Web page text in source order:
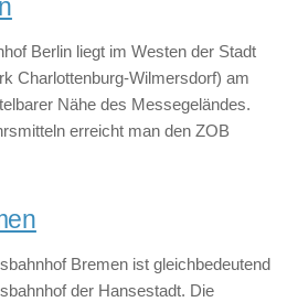
Berlin liegt im Westen der Stadt
Charlottenburg-Wilmersdorf) am
Nähe des Messegeländes.
erreicht man den ZOB
Bremen ist gleichbedeutend
der Hansestadt. Die